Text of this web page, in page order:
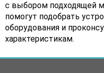
с выбором подходящей
помогут подобрать
оборудования и
характеристикам.